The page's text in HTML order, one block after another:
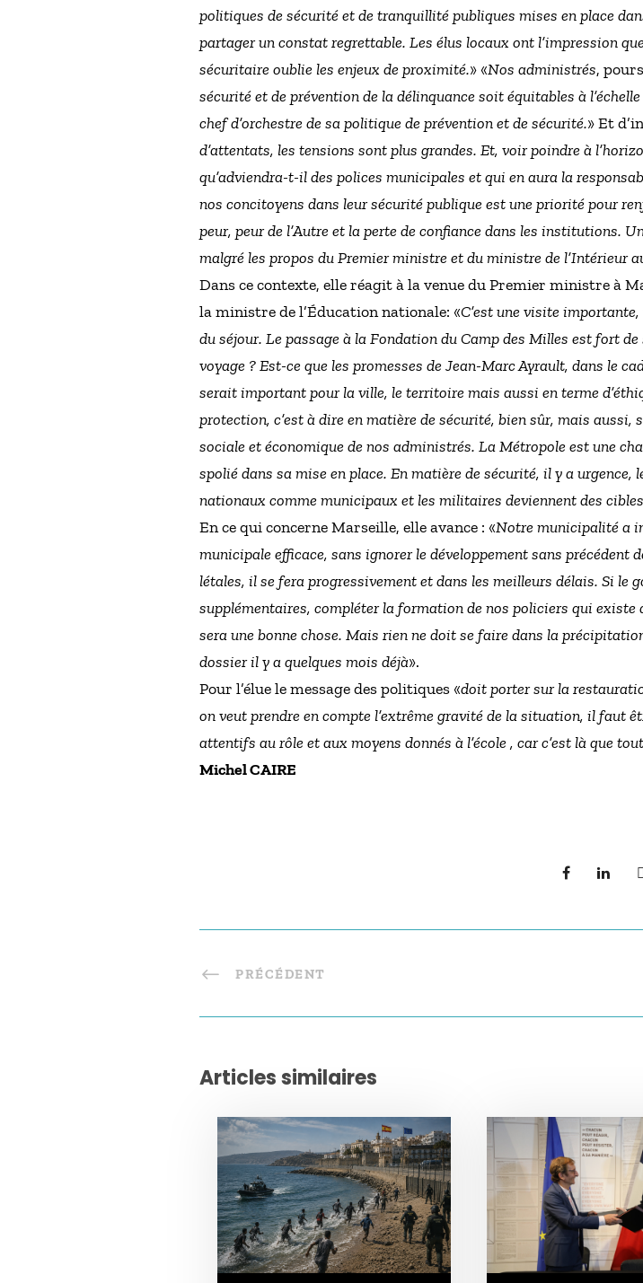
politiques de sécurité et de tranquillité publiques mises en place
partager un constat regrettable. Les élus locaux ont l’impression
sécuritaire oublie les enjeux de proximité.» «Nos administrés,
sécurité et de prévention de la délinquance soit équitables à
chef d’orchestre de sa politique de prévention et de sécurité.» Et
d’attentats, les tensions sont plus grandes. Et, voir poindre à
qu’adviendra-t-il des polices municipales et qui en aura la
nos concitoyens dans leur sécurité publique est une priorité pour
peur, peur de l’Autre et la perte de confiance dans les institutions.
malgré les propos du Premier ministre et du ministre de l’Intérieur
Dans ce contexte, elle réagit à la venue du Premier ministre à
la ministre de l’Éducation nationale: «C’est une visite
du séjour. Le passage à la Fondation du Camp des Milles est fort
voyage ? Est-ce que les promesses de Jean-Marc Ayrault, dans le
serait important pour la ville, le territoire mais aussi en terme
protection, c’est à dire en matière de sécurité, bien sûr, mais
sociale et économique de nos administrés. La Métropole est une
spolié dans sa mise en place. En matière de sécurité, il y a
nationaux comme municipaux et les militaires deviennent des
En ce qui concerne Marseille, elle avance : «Notre municipalité a
municipale efficace, sans ignorer le développement sans précédent
létales, il se fera progressivement et dans les meilleurs délais. Si le
supplémentaires, compléter la formation de nos policiers qui existe
sera une bonne chose. Mais rien ne doit se faire dans la
dossier il y a quelques mois déjà».
Pour l’élue le message des politiques «doit porter sur la
on veut prendre en compte l’extrême gravité de la situation, il faut
attentifs au rôle et aux moyens donnés à l’école , car c’est là que
Michel CAIRE
PRÉCÉDENT
Articles similaires